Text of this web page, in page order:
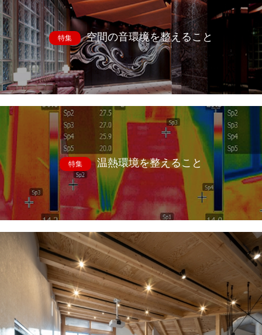
特集 空間の音環境を整えること
特集 温熱環境を整えること